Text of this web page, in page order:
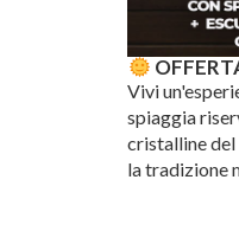
Vivi
spiaggia
cristalline del
la tradizione